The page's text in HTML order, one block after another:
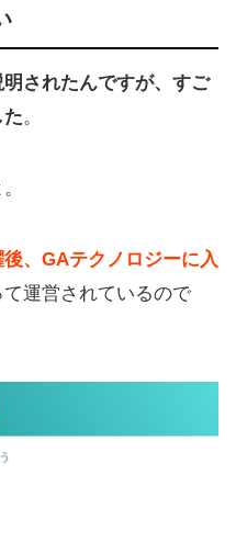
されたんですが、すご
。
、GAテクノロジーに入
運営されているので